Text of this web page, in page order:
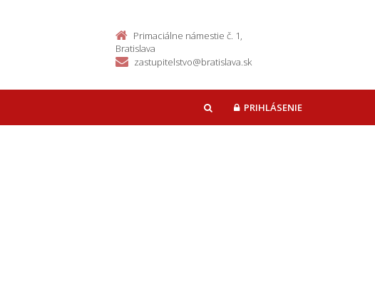
Primaciálne námestie č. 1,
Bratislava
zastupitelstvo@bratislava.sk
HĽADAŤPRIHLÁSENIE